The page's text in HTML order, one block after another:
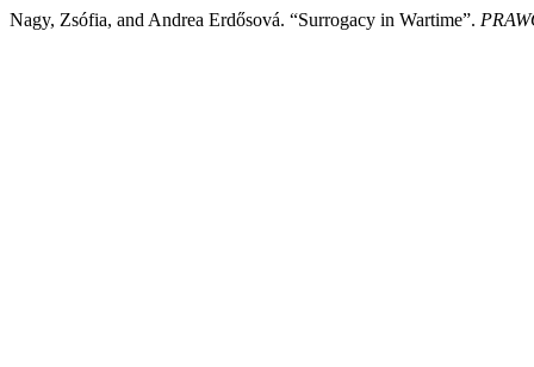
Nagy, Zsófia, and Andrea Erdősová. “Surrogacy in Wartime”.